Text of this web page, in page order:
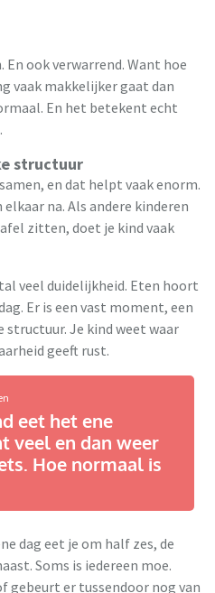
ook verwarrend. Want hoe
vaak makkelijker gaat dan
En het betekent echt
structuur
en dat helpt vaak enorm.
na. Als andere kinderen
zitten, doet je kind vaak
veel duidelijkheid. Eten hoort
Er is een vast moment, een
structuur. Je kind weet waar
geeft rust.
eet het ene
veel en dan weer
Hoe normaal is
dag eet je om half zes, de
Soms is iedereen moe.
gebeurt er tussendoor nog van